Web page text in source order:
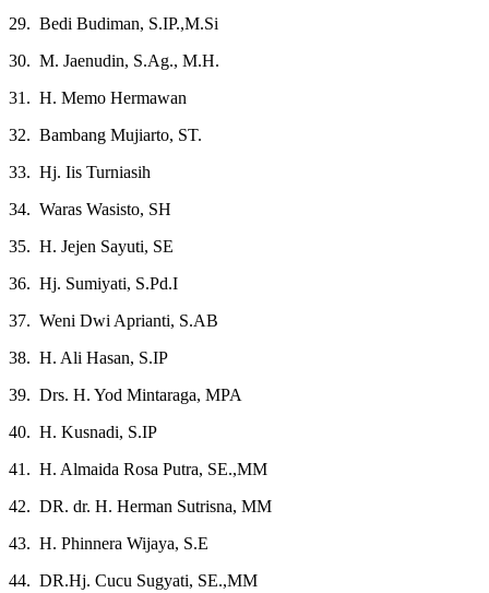
29. Bedi Budiman, S.IP.,M.Si
30. M. Jaenudin, S.Ag., M.H.
31. H. Memo Hermawan
32. Bambang Mujiarto, ST.
33. Hj. Iis Turniasih
34. Waras Wasisto, SH
35. H. Jejen Sayuti, SE
36. Hj. Sumiyati, S.Pd.I
37. Weni Dwi Aprianti, S.AB
38. H. Ali Hasan, S.IP
39. Drs. H. Yod Mintaraga, MPA
40. H. Kusnadi, S.IP
41. H. Almaida Rosa Putra, SE.,MM
42. DR. dr. H. Herman Sutrisna, MM
43. H. Phinnera Wijaya, S.E
44. DR.Hj. Cucu Sugyati, SE.,MM